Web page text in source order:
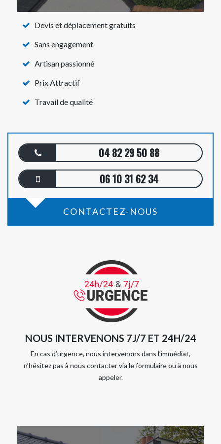
Devis et déplacement gratuits
Sans engagement
Artisan passionné
Prix Attractif
Travail de qualité
04 82 29 50 88
06 10 31 62 34
CONTACTEZ-NOUS
NOUS INTERVENONS 7J/7 ET 24H/24
En cas d’urgence, nous intervenons dans l’immédiat,
n’hésitez pas à nous contacter via le formulaire ou à nous
appeler.